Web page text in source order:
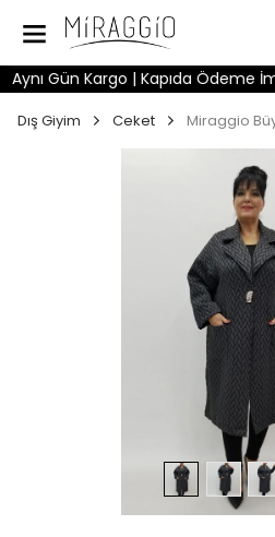
Gün Kargo | Kapıda Ödeme
Dış Giyim Ceket Miraggio